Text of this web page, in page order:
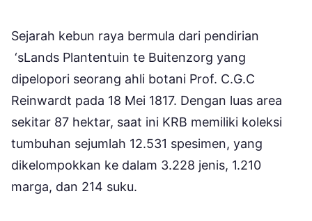
Sejarah kebun raya bermula dari pendirian
‘sLands Plantentuin te Buitenzorg yang
dipelopori seorang ahli botani Prof. C.G.C
Reinwardt pada 18 Mei 1817. Dengan luas area
sekitar 87 hektar, saat ini KRB memiliki koleksi
tumbuhan sejumlah 12.531 spesimen, yang
dikelompokkan ke dalam 3.228 jenis, 1.210
marga, dan 214 suku.